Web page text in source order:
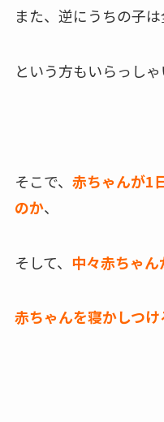
また、逆にうちの子は
という方もいらっしゃ
そこで、 赤ちゃんが1
のか、
そして、 中々赤ちゃ
赤ちゃんを寝かしつけ